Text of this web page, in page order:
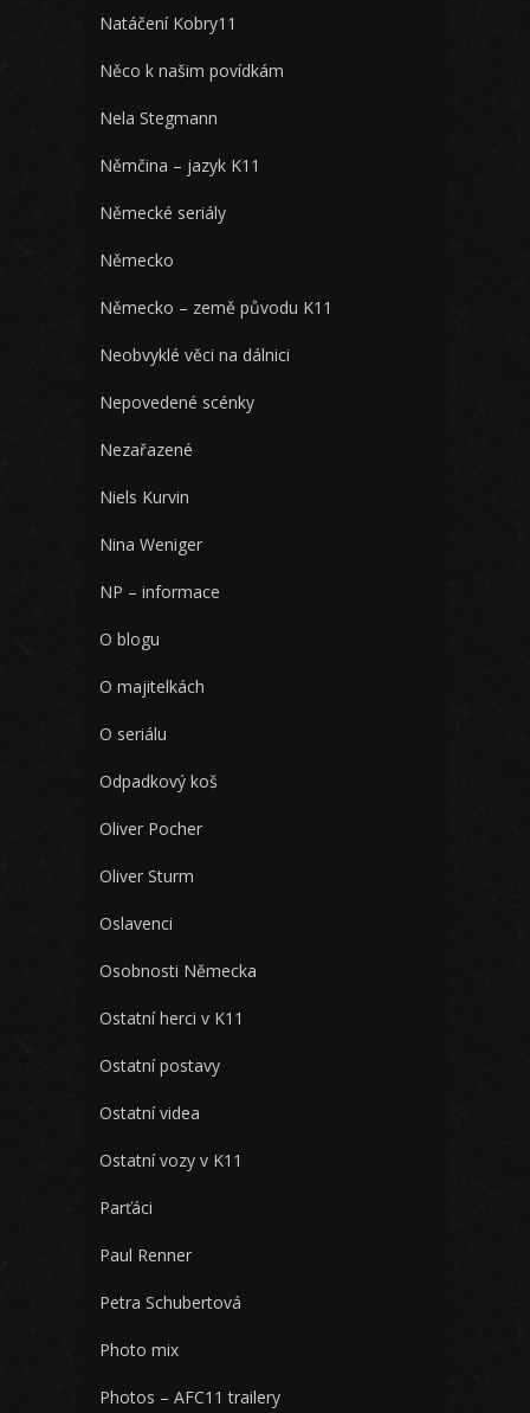
Natáčení Kobry11
Něco k našim povídkám
Nela Stegmann
Němčina – jazyk K11
Německé seriály
Německo
Německo – země původu K11
Neobvyklé věci na dálnici
Nepovedené scénky
Nezařazené
Niels Kurvin
Nina Weniger
NP – informace
O blogu
O majitelkách
O seriálu
Odpadkový koš
Oliver Pocher
Oliver Sturm
Oslavenci
Osobnosti Německa
Ostatní herci v K11
Ostatní postavy
Ostatní videa
Ostatní vozy v K11
Parťáci
Paul Renner
Petra Schubertová
Photo mix
Photos – AFC11 trailery